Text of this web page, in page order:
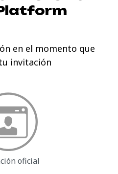
en el momento que
invitación
oficial